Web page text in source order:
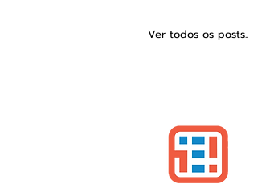
Ver todos os posts..